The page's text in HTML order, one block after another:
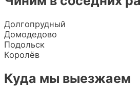
Долгопрудный
Домодедово
Подольск
Королёв
Куда мы выезжаем